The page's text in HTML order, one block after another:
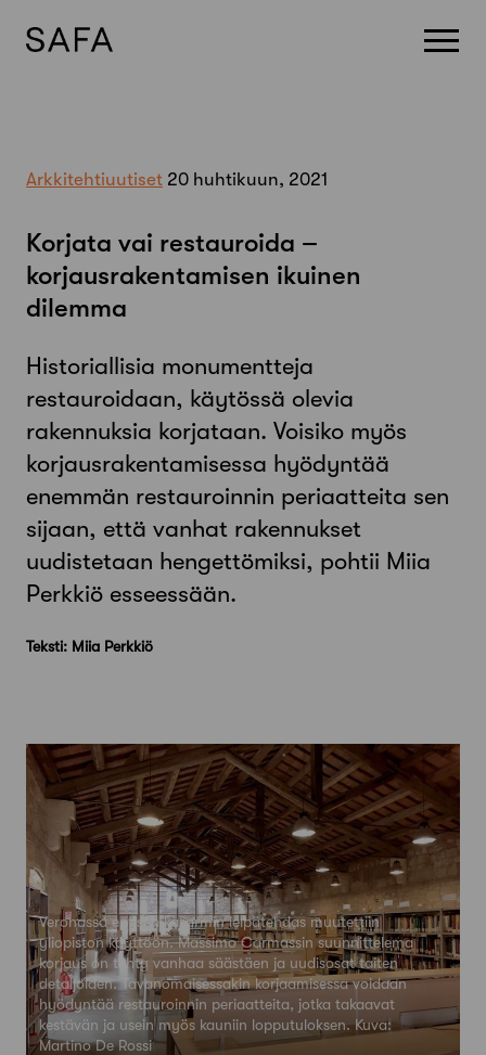
Arkkitehtiuutiset 20 huhtikuun, 2021
Korjata vai restauroida –
korjausrakentamisen ikuinen
dilemma
Historiallisia monumentteja
restauroidaan, käytössä olevia
rakennuksia korjataan. Voisiko myös
korjausrakentamisessa hyödyntää
enemmän restauroinnin periaatteita sen
sijaan, että vanhat rakennukset
uudistetaan hengettömiksi, pohtii Miia
Perkkiö esseessään.
Teksti: Miia Perkkiö
Veronassa entisen kasarmin leipätehdas muutettiin
yliopiston käyttöön. Massimo Carmassin suunnittelema
korjaus on tehty vanhaa säästäen ja uudisosat taiten
detaljoiden. Tavanomaisessakin korjaamisessa voidaan
hyödyntää restauroinnin periaatteita, jotka takaavat
kestävän ja usein myös kauniin lopputuloksen. Kuva:
Martino De Rossi